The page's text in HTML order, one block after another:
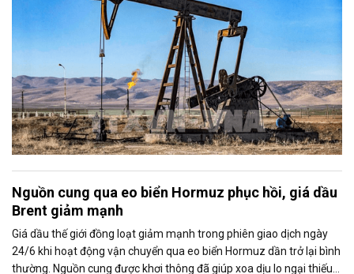
Nguồn cung qua eo biển Hormuz phục hồi, giá dầu
Brent giảm mạnh
Giá dầu thế giới đồng loạt giảm mạnh trong phiên giao dịch ngày
24/6 khi hoạt động vận chuyển qua eo biển Hormuz dần trở lại bình
thường. Nguồn cung được khơi thông đã giúp xoa dịu lo ngại thiếu